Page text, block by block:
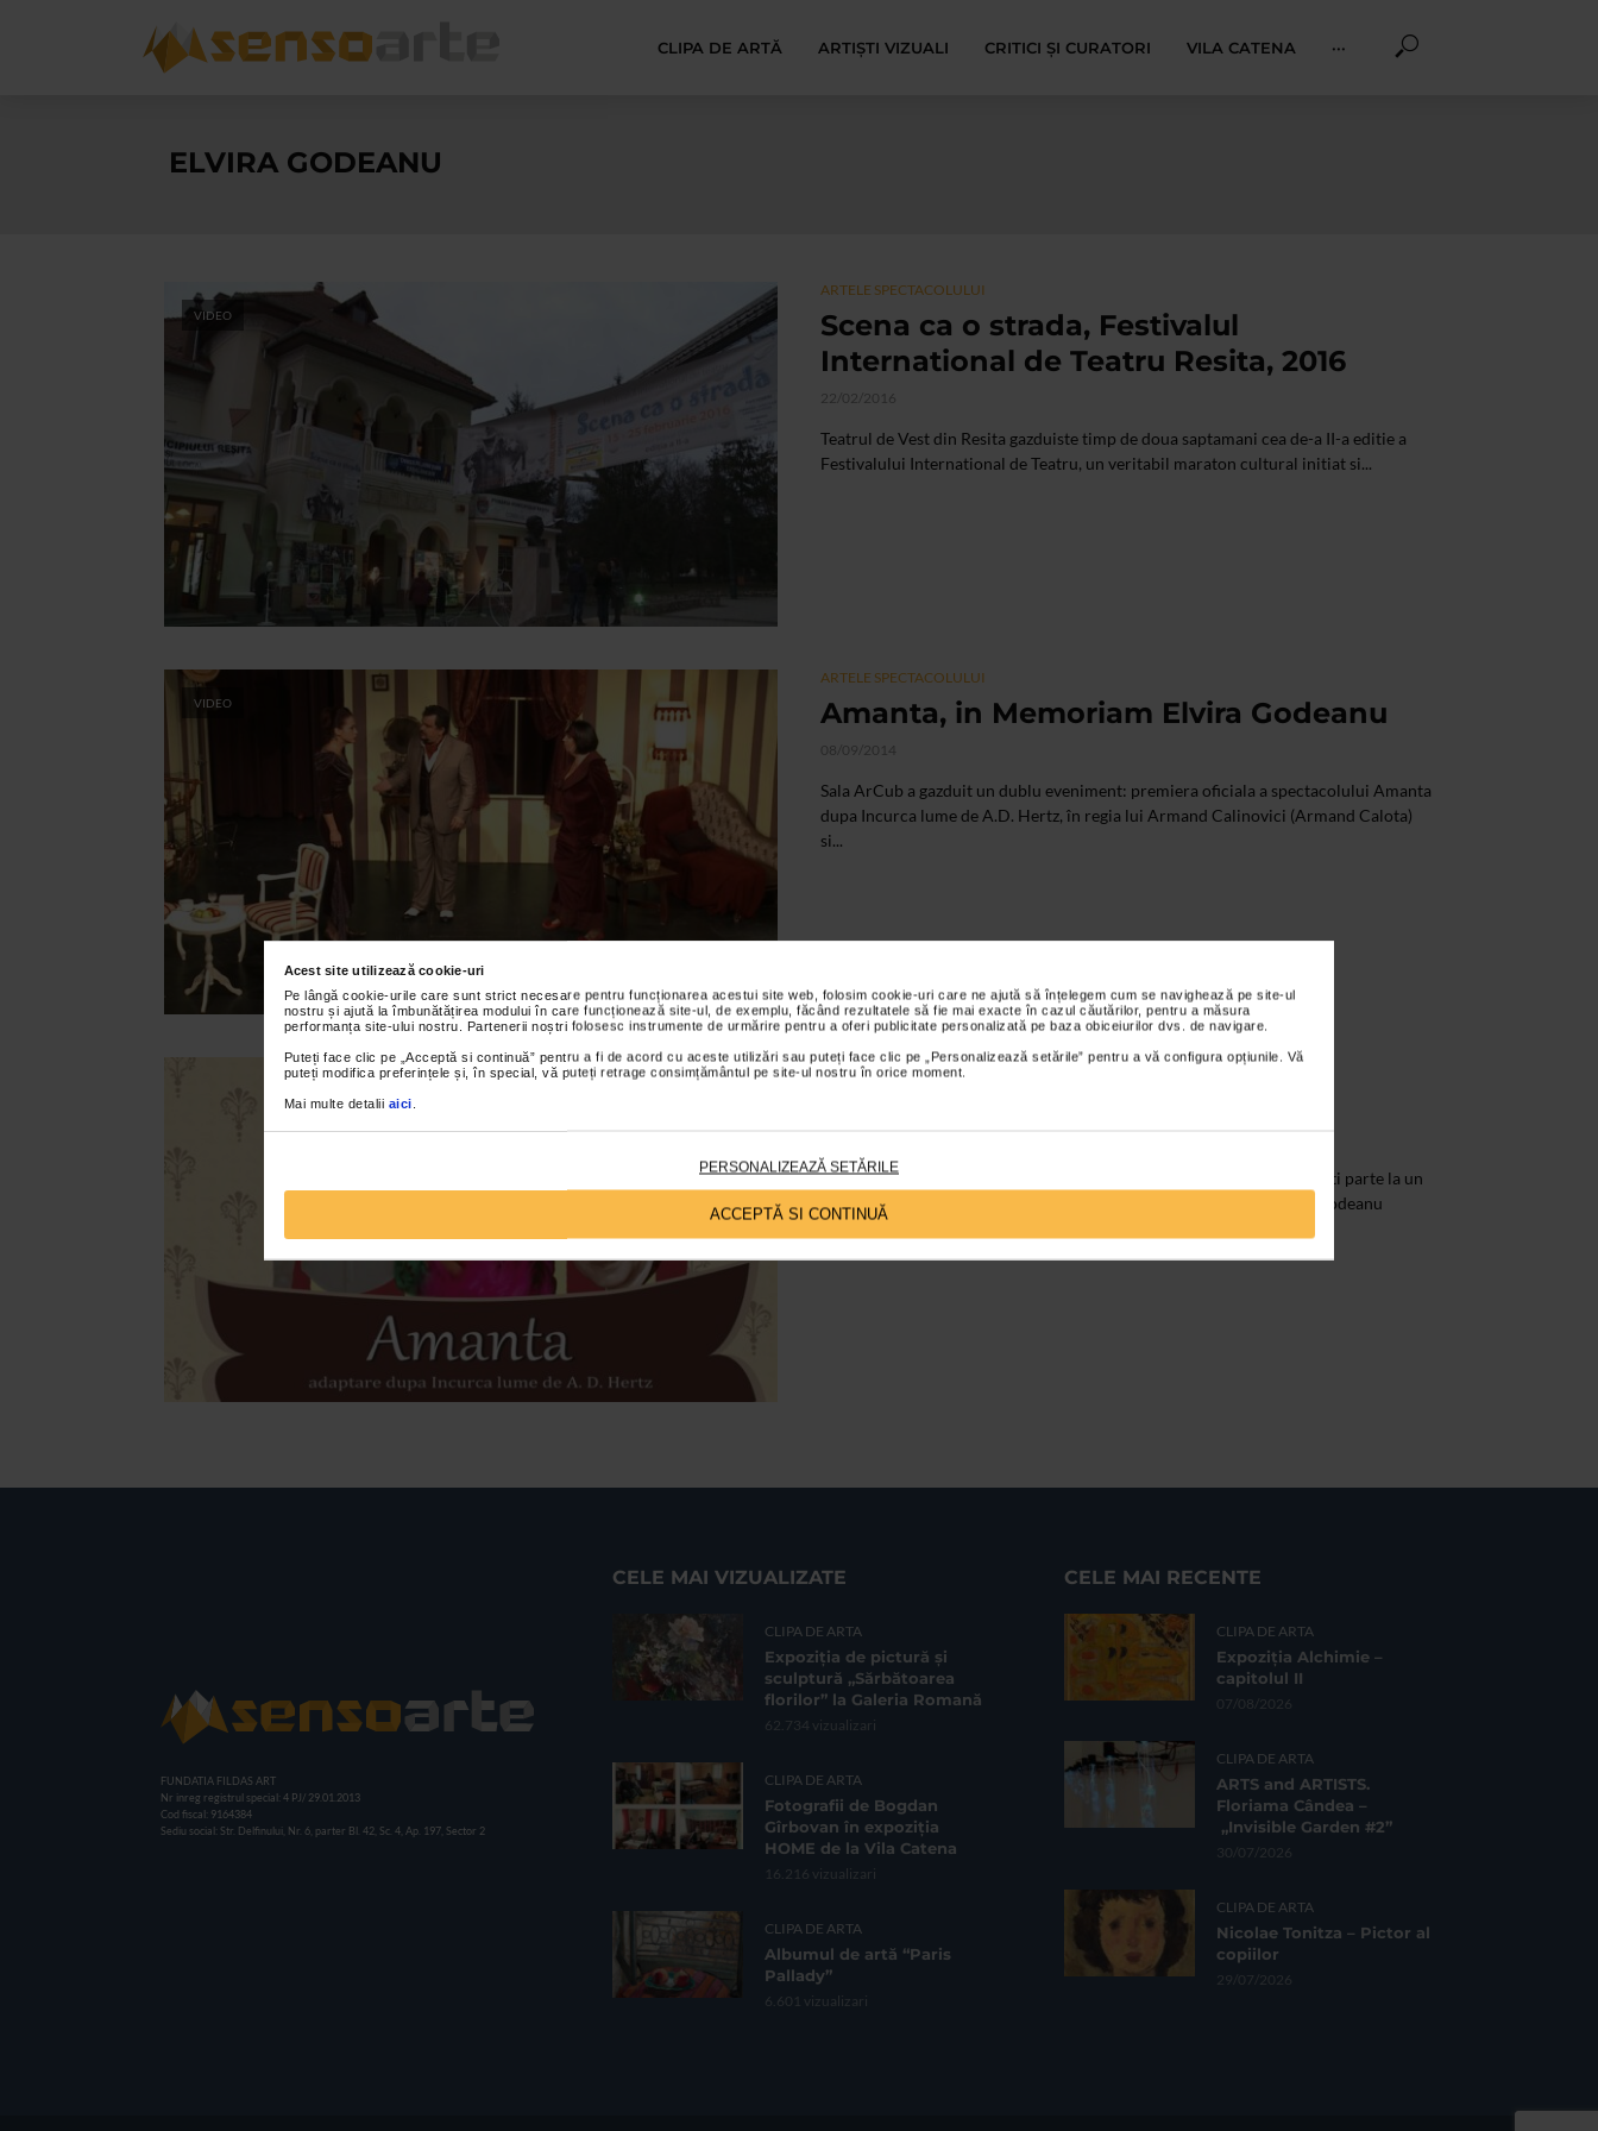
Acest site utilizează cookie-uri
Pe lângă cookie-urile care sunt strict necesare pentru funcționarea acestui site web, folosim cookie-uri care ne ajută să înțelegem cum se navighează pe site-ul
nostru și ajută la îmbunătățirea modului în care funcționează site-ul, de exemplu, făcând rezultatele să fie mai exacte în cazul căutărilor, pentru a măsura
performanța site-ului nostru. Partenerii noștri folosesc instrumente de urmărire pentru a oferi publicitate personalizată pe baza obiceiurilor dvs. de navigare.
Puteți face clic pe „Acceptă si continuă” pentru a fi de acord cu aceste utilizări sau puteți face clic pe „Personalizează setările” pentru a vă configura opțiunile. Vă
puteți modifica preferințele și, în special, vă puteți retrage consimțământul pe site-ul nostru în orice moment.
Mai multe detalii aici
PERSONALIZEAZĂ SETĂRILE
ACCEPTĂ SI CONTINUĂ
CLIPA DE ARTĂ ARTIȘTI VIZUALI CRITICI ȘI CURATORI VILA CATENA ···
ELVIRA GODEANU
VIDEO
ARTELE SPECTACOLULUI
Scena ca o strada, Festivalul
International de Teatru Resita, 2016
22/02/2016
Teatrul de Vest din Resita gazduiste timp de doua saptamani cea de-a II-a editie a
Festivalului International de Teatru, un veritabil maraton cultural initiat si...
VIDEO
ARTELE SPECTACOLULUI
Amanta, in Memoriam Elvira Godeanu
08/09/2014
Sala ArCub a gazduit un dublu eveniment: premiera oficiala a spectacolului Amanta
dupa Incurca lume de A.D. Hertz, în regia lui Armand Calinovici (Armand Calota)
si...
ALTE MATERIALE
Duminica 31 august 2014, ora 18.30, la Sala Arcub, va asteptam sa luati parte la un
dublu eveniment: acordarea Diplomei de Onoare a Fundatiei Elvira Godeanu
FUNDATIA FILDAS ART
Nr inreg registrul special: 4 PJ/ 29.01.2013
Cod fiscal: 9164384
Sediu social: Str. Delfinului, Nr. 6, parter Bl. 42, Sc. 4, Ap. 197, Sector 2
CELE MAI VIZUALIZATE
CLIPA DE ARTA
Expoziția de pictură și
sculptură „Sărbătoarea
florilor” la Galeria Romană
62.734 vizualizari
CLIPA DE ARTA
Fotografii de Bogdan
Gîrbovan în expoziția
HOME de la Vila Catena
16.216 vizualizari
CLIPA DE ARTA
Albumul de artă “Paris
Pallady”
6.601 vizualizari
CELE MAI RECENTE
CLIPA DE ARTA
Expoziția Alchimie –
capitolul II
07/08/2026
CLIPA DE ARTA
ARTS and ARTISTS.
Floriama Cândea –
„Invisible Garden #2”
30/07/2026
CLIPA DE ARTA
Nicolae Tonitza – Pictor al
copiilor
29/07/2026